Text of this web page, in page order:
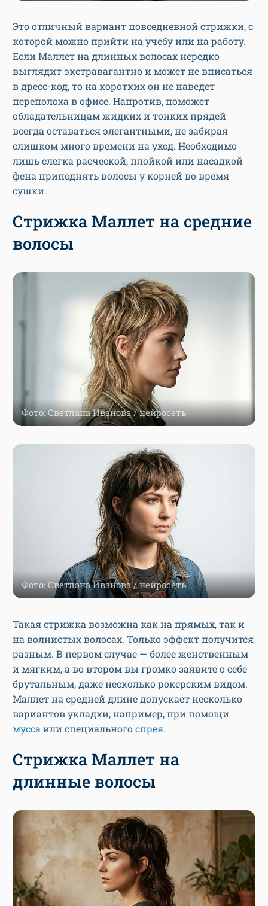
Это отличный вариант повседневной стрижки, с
которой можно прийти на учебу или на работу.
Если Маллет на длинных волосах нередко
выглядит экстравагантно и может не вписаться
в дресс-код, то на коротких он не наведет
переполоха в офисе. Напротив, поможет
обладательницам жидких и тонких прядей
всегда оставаться элегантными, не забирая
слишком много времени на уход. Необходимо
лишь слегка расческой, плойкой или насадкой
фена приподнять волосы у корней во время
сушки.
Стрижка Маллет на средние
волосы
Фото: Светлана Иванова / нейросеть
Фото: Светлана Иванова / нейросеть
Такая стрижка возможна как на прямых, так и
на волнистых волосах. Только эффект получится
разным. В первом случае — более женственным
и мягким, а во втором вы громко заявите о себе
брутальным, даже несколько рокерским видом.
Маллет на средней длине допускает несколько
вариантов укладки, например, при помощи
мусса или специальногоспрея.
Стрижка Маллет на
длинные волосы